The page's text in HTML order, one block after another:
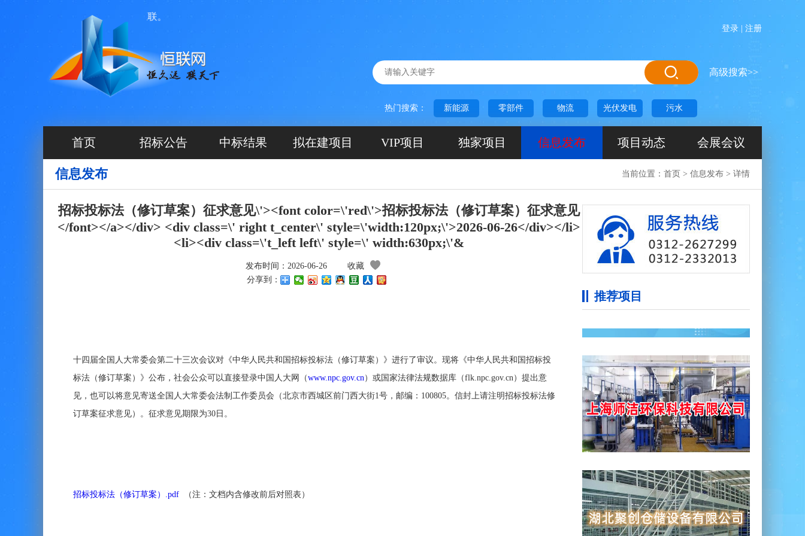
登录 注册
高级搜索>>
热门搜索： 新能源 零部件 物流 光伏发电 污水
首页 招标公告 中标结果 拟在建项目 VIP项目 独家项目 信息发布 项目动态 会展会议
信息发布 当前位置： 首页 > 信息发布 > 详情
招标投标法（修订草案）征求意见\'><font color=\'red\'>招标投标法（修订草案）征求意见
</font></a></div> <div class=\' right t_center\' style=\'width:120px;\'>2026-06-26</div></li>
<li><div class=\'t_left left\' style=\' width:630px;\'&
发布时间：2026-06-26
收藏
分享到：
十四届全国人大常委会第二十三次会议对《中华人民共和国招标投标法（修订草案）》进行了审议。现将《中华人民共和国招标投
标法（修订草案）》公布，社会公众可以直接登录中国人大网（www.npc.gov.cn）或国家法律法规数据库（flk.npc.gov.cn）提出意
见，也可以将意见寄送全国人大常委会法制工作委员会（北京市西城区前门西大街1号，邮编：100805。信封上请注明招标投标法修
订草案征求意见）。征求意见期限为30日。
招标投标法（修订草案）.pdf （注：文档内含修改前后对照表）
推荐项目